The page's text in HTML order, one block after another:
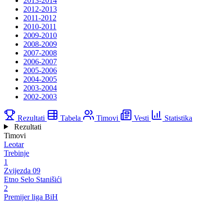
2012-2013
2011-2012
2010-2011
2009-2010
2008-2009
2007-2008
2006-2007
2005-2006
2004-2005
2003-2004
2002-2003
Rezultati Tabela Timovi Vesti
Statistika
Rezultati
Timovi
Leotar
Trebinje
1
Zvijezda 09
Etno Selo Stanišići
2
Premijer liga BiH